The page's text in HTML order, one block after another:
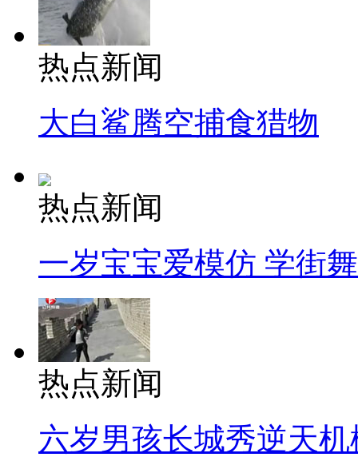
热点新闻
大白鲨腾空捕食猎物
热点新闻
一岁宝宝爱模仿 学街
热点新闻
六岁男孩长城秀逆天机